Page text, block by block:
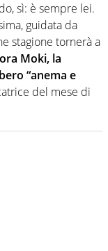
sì: è sempre lei.
guidata da
stagione tornerà a
Moki, la
“anema e
del mese di